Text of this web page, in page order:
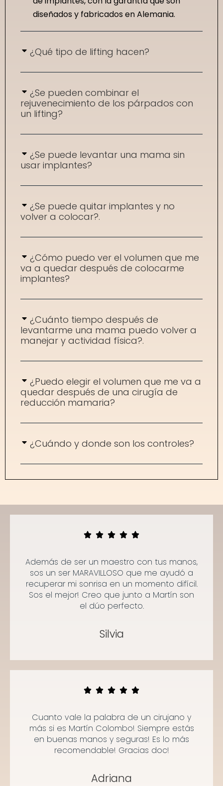
diseñados y fabricados en Alemania.
¿Qué tipo de lifting hacen?
¿Se pueden combinar el
rejuvenecimiento de los párpados con
un lifting?
¿Se puede levantar una mama sin
usar implantes?
¿Se puede quitar implantes y no
volver a colocar?.
¿Cómo puedo ver el volumen que me
va a quedar después de colocarme
implantes?
¿Cuánto tiempo después de
levantarme una mama puedo volver a
manejar y actividad física?.
¿Puedo elegir el volumen que me va a
quedar después de una cirugía de
reducción mamaria?
¿Cuándo y donde son los controles?
Además de ser un maestro con tus manos,
sos un ser MARAVILLOSO que me ayudó a
recuperar mi sonrisa en un momento difícil.
Sos el mejor! Creo que junto a Martín son
el dúo perfecto.
Silvia
Cuanto vale la palabra de un cirujano y
más si es Martín Colombo! Siempre estás
en buenas manos y seguras! Es lo más
recomendable! Gracias doc!
Adriana